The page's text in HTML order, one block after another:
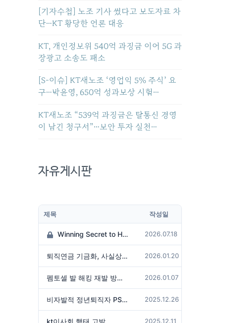
[기자수첩] 노조 기사 썼다고 보도자료 차
단…KT 황당한 언론 대응
KT, 개인정보위 540억 과징금 이어 5G 과
장광고 소송도 패소
[S-이슈] KT새노조 ‘영업익 5% 주식’ 요
구…박윤영, 650억 성과보상 시험…
KT새노조 “539억 과징금은 탈통신 경영
이 남긴 청구서”…보안 투자 실천…
자유게시판
제목 작성일
Winning Secret to Hit the Jackpot! 2026.07.18
퇴직연금 기금화, 사실상 국가가 관리하겠다는 것인가? 2026.01.20
펨토셀 발 해킹 재발 방지 위해서는 2026.01.07
비자발적 정년퇴직자 PS성과급 미지급은 임금체불 아닌가? 2025.12.26
kt이사회 행태 고발 2025.12.11